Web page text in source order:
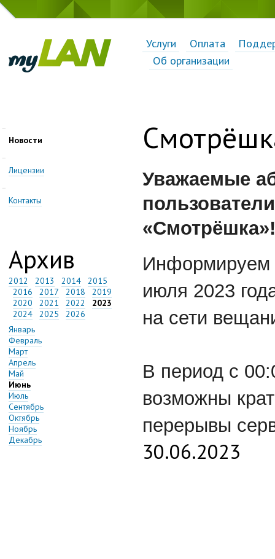
Услуги Оплата
Об организации
Новости
Лицензии
Контакты
Архив
2012 2013 2014
2015
2016
2017 2018
2019
2020
2021 2022
2023
2024
2025
2026
Январь
Февраль
Март
Апрель
Май
Июнь
Июль
Сентябрь
Октябрь
Ноябрь
Декабрь
Уважаемые
Информируем
июля 2023
на сети
В период с
возможны
перерывы
30.06.2023